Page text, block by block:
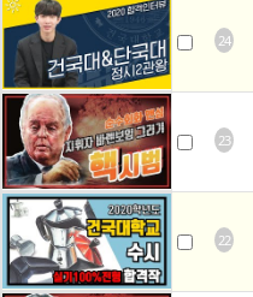
24
23
22